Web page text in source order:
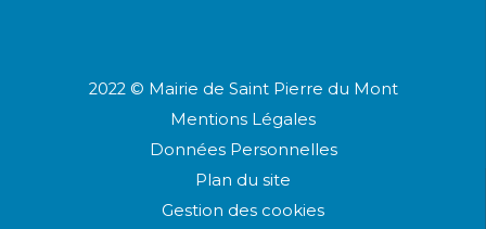
2022 © Mairie de Saint Pierre du Mont
Mentions Légales
Données Personnelles
Plan du site
Gestion des cookies